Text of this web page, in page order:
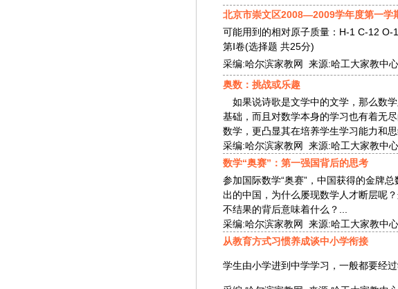
北京市崇文区2008—2009学年度第一学
可能用到的相对原子质量：H-1 C-12
第Ⅰ卷(选择题 共25分)
采编:哈尔滨家教网 来源:哈工大家教中
奥数：挑战或乐趣
如果说诗歌是文学中的文学，那么数
基础，而且对数学本身的学习也有着无
数学，更凸显其在培养学生学习能力和思
采编:哈尔滨家教网 来源:哈工大家教中
数学“奥赛”：第一强国背后的思考
参加国际数学“奥赛”，中国获得的金牌
出的中国，为什么屡现数学人才断层呢
不结果的背后意味着什么？...
采编:哈尔滨家教网 来源:哈工大家教中
从教育方式习惯养成谈中小学衔接
学生由小学进到中学学习，一般都要经